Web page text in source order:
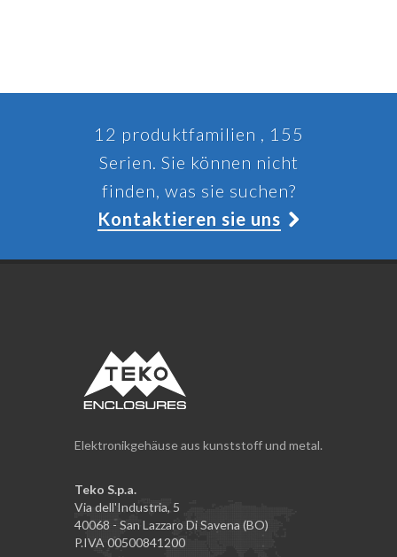
12 produktfamilien , 155
Serien. Sie können nicht
finden, was sie suchen?
Kontaktieren sie uns
Elektronikgehäuse aus kunststoff und metal.
Teko S.p.a.
Via dell'Industria, 5
40068 - San Lazzaro Di Savena (BO)
P.IVA 00500841200